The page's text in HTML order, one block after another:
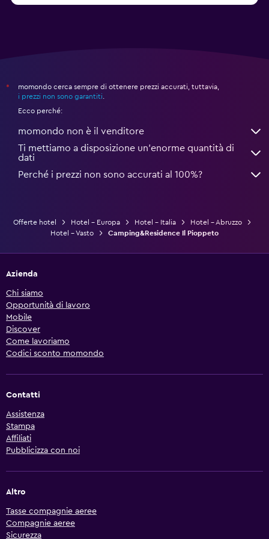
*
momondo cerca sempre di ottenere prezzi accurati, tuttavia,
i prezzi non sono garantiti
Ecco perché:
momondo non è il venditore
Ti mettiamo a disposizione un’enorme quantità di
dati
Perché i prezzi non sono accurati al 100%?
Offerte hotel Hotel - Europa Hotel - Italia
Hotel - Abruzzo
Hotel - Vasto
Camping&Residence Il Pioppeto
Azienda
Chi siamo
Opportunità di lavoro
Mobile
Discover
Come lavoriamo
Codici sconto momondo
Contatti
Assistenza
Stampa
Affiliati
Pubblicizza con noi
Altro
Tasse compagnie aeree
Compagnie aeree
Sicurezza